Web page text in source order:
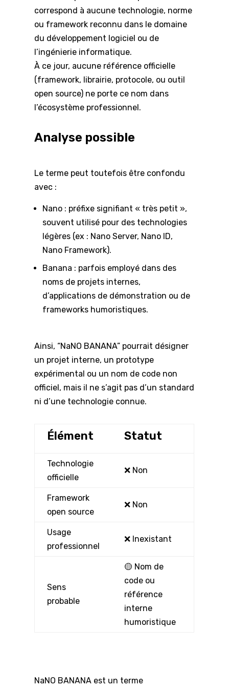
correspond à aucune technologie, norme
ou framework reconnu dans le domaine
du développement logiciel ou de
l’ingénierie informatique.
À ce jour, aucune référence officielle
(framework, librairie, protocole, ou outil
open source) ne porte ce nom dans
l’écosystème professionnel.
Analyse possible
Le terme peut toutefois être confondu
avec :
Nano : préfixe signifiant « très petit »,
souvent utilisé pour des technologies
légères (ex : Nano Server, Nano ID,
Nano Framework).
Banana : parfois employé dans des
noms de projets internes,
d’applications de démonstration ou de
frameworks humoristiques.
Ainsi, “NaNO BANANA” pourrait désigner
un projet interne, un prototype
expérimental ou un nom de code non
officiel, mais il ne s’agit pas d’un standard
ni d’une technologie connue.
Élément Statut
Technologie
officielle
❌ Non
Framework
open source
❌ Non
Usage
professionnel
❌ Inexistant
Sens
probable
🟡 Nom de
code ou
référence
interne
humoristique
NaNO BANANA est un terme